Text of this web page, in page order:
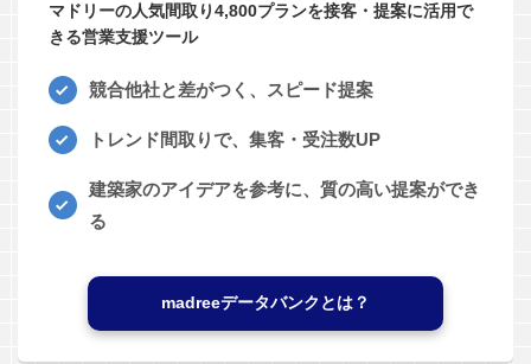
マドリーの人気間取り4,800プランを接客・提案に活用で
きる営業支援ツール
競合他社と差がつく、スピード提案
トレンド間取りで、集客・受注数UP
建築家のアイデアを参考に、質の高い提案ができ
る
madreeデータバンクとは？